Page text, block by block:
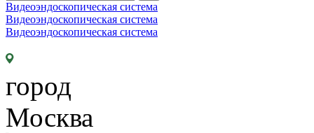
Видеоэндоскопическая система
Видеоэндоскопическая система
Видеоэндоскопическая система
город
Москва